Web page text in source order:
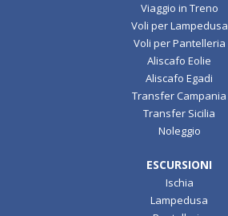
Viaggio in Treno
Voli per Lampedusa
Voli per Pantelleria
Aliscafo Eolie
Aliscafo Egadi
Transfer Campania
Transfer Sicilia
Noleggio
ESCURSIONI
Ischia
Lampedusa